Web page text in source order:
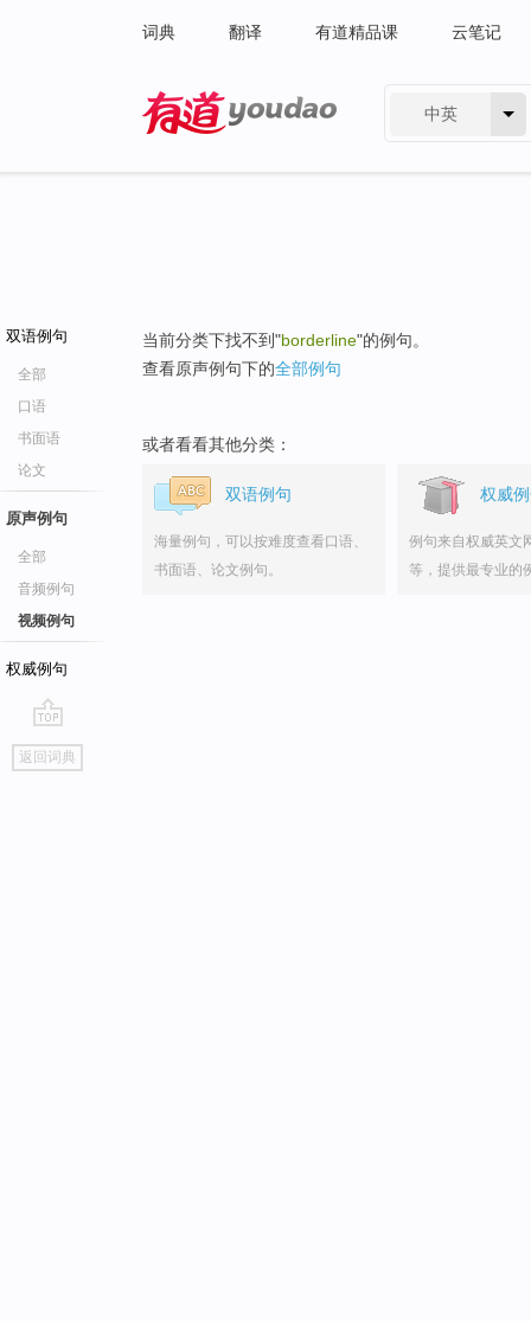
词典 翻译 有道精品课 云笔记
中英
双语例句
全部
口语
书面语
论文
原声例句
全部
音频例句
视频例句
权威例句
go
top
返回词典
当前分类下找不到"borderline"的例句。
查看原声例句下的全部例句
或者看看其他分类：
双语例句
海量例句，可以按难度查看口语、
书面语、论文例句。
权威
例句来自权威英文
等，提供最专业的